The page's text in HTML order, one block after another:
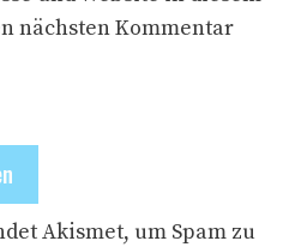
nächsten Kommentar
Akismet, um Spam zu